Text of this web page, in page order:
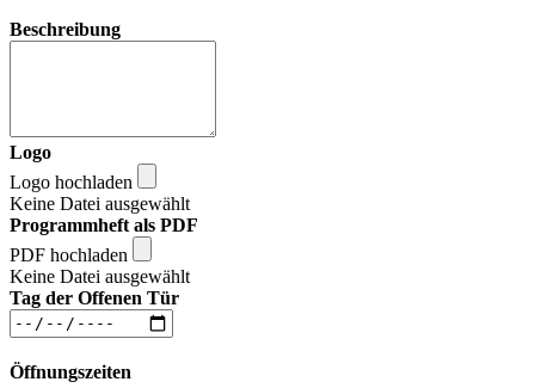
Beschreibung
Logo
Logo hochladen
Keine Datei ausgewählt
Programmheft als PDF
PDF hochladen
Keine Datei ausgewählt
Tag der Offenen Tür
Öffnungszeiten